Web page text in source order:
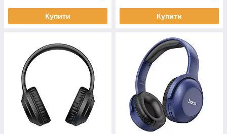
Купити Купити